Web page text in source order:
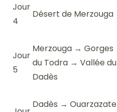
Jour
4
Désert de Merzouga
Jour
5
Merzouga → Gorges
du Todra → Vallée du
Dadès
Dadès → Ouarzazate